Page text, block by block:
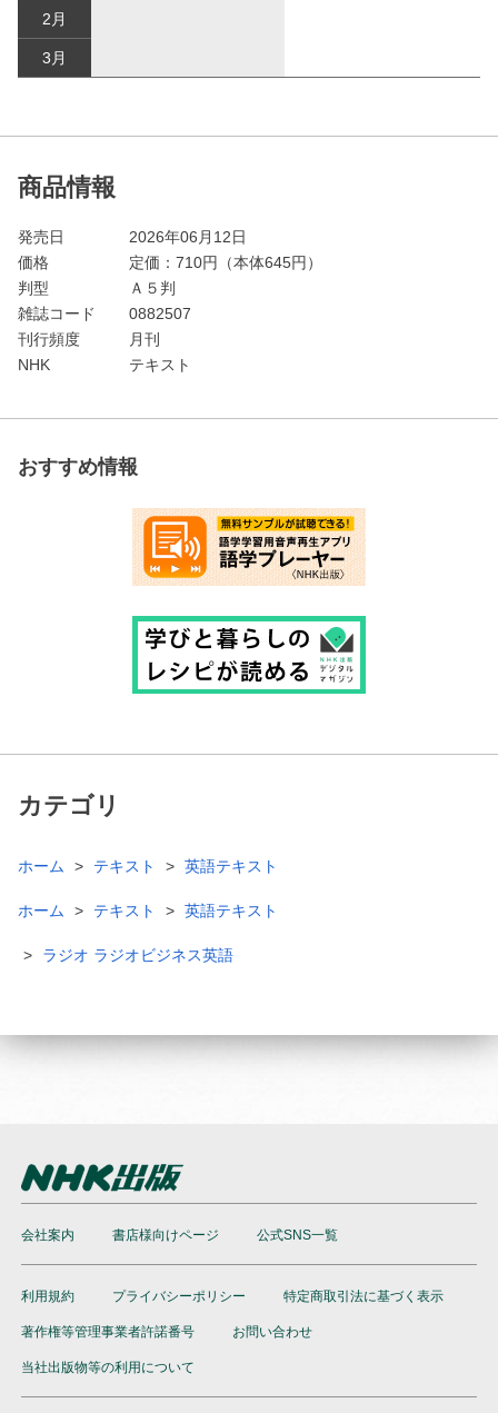
2月
3月
商品情報
発売日
2026年06月12日
価格
定価： 710円（本体645円）
判型
Ａ５判
雑誌コード
0882507
刊行頻度
月刊
NHK
テキスト
おすすめ情報
カテゴリ
ホーム テキスト 英語テキスト
ホーム テキスト 英語テキスト
ラジオ ラジオビジネス英語
会社案内 書店様向けページ 公式SNS一覧
利用規約 プライバシーポリシー 特定商取引法に基づく表示
著作権等管理事業者許諾番号 お問い合わせ
当社出版物等の利用について